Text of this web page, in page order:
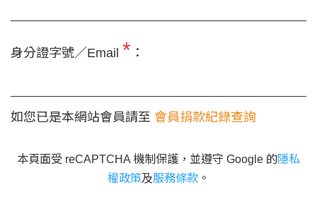
身分證字號／Email * ：
如您已是本網站會員請至 會員捐款紀錄查詢
本頁面受 reCAPTCHA 機制保護，並遵守 Google 的隱私
權政策及服務條款 。